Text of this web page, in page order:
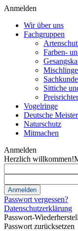
Anmelden
Wir über uns
Fachgruppen
Farben-
Sachkunde
Sittiche
Vogelringe
Deutsche
Naturschutz
Mitmachen
Anmelden
Herzlich willkommen!
Passwort vergessen?
Datenschutzerklärung
Passwort-
Passwort zurücksetzen